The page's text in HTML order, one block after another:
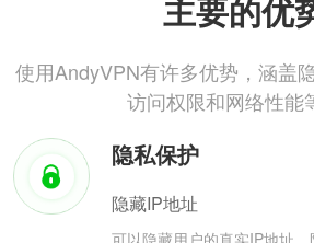
主要的优
使用AndyVPN有许多优势，涵盖
访问权限和网络性能
隐私保护
隐藏IP地址